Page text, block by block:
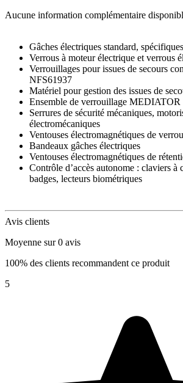
Aucune information complémentaire
Gâches électriques standard,
Verrous à moteur électrique et verrous
Verrouillages pour issues de secours
NFS61937
Matériel pour gestion des issues de
Ensemble de verrouillage MEDIATOR
Serrures de sécurité mécaniques,
électromécaniques
Ventouses électromagnétiques de
Bandeaux gâches électriques
Ventouses électromagnétiques de
Contrôle d’accès autonome : claviers à
badges, lecteurs biométriques
Avis clients
Moyenne sur 0 avis
100% des clients recommandent ce produit
5